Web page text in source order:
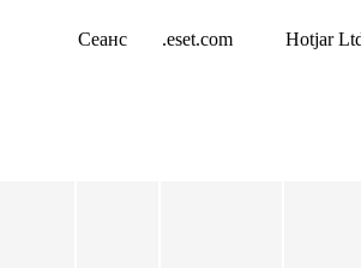
Сеанс .eset.com Hotjar